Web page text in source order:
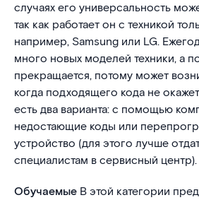
случаях его универсальность
так как работает он с техникой
например, Samsung или LG.
много новых моделей техники, а
прекращается, потому может
когда подходящего кода не
есть два варианта: с помощью
недостающие коды или
устройство (для этого лучше
специалистам в сервисный центр).
Обучаемые В этой категории